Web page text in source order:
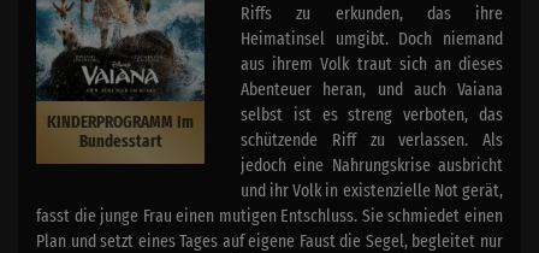
KINDERPROGRAMM Im
Bundesstart
Riffs zu erkunden, das ihre
Heimatinsel umgibt. Doch niemand
aus ihrem Volk traut sich an dieses
Abenteuer heran, und auch Vaiana
selbst ist es streng verboten, das
schützende Riff zu verlassen. Als
jedoch eine Nahrungskrise ausbricht
und ihr Volk in existenzielle Not gerät,
fasst die junge Frau einen mutigen Entschluss. Sie schmiedet einen
Plan und setzt eines Tages auf eigene Faust die Segel, begleitet nur